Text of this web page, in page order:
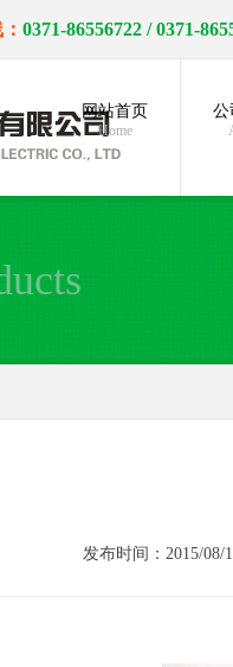
0371-86556722 / 0371-
网站首页
Home
公
发布时间：2015/08/